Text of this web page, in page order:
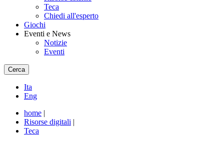
Teca
Chiedi all'esperto
Giochi
Eventi e News
Notizie
Eventi
Cerca
Ita
Eng
home |
Risorse digitali |
Teca